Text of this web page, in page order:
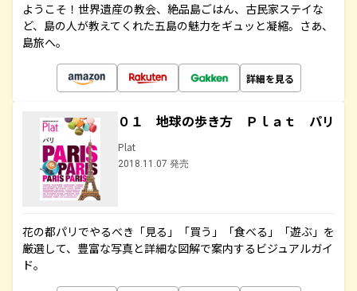
ようこそ！世界遺産の教会、絶品島ごはん、古民家ステイな
ど、島の人が教えてくれた五島の魅力をギュッと凝縮。さあ、
島旅へ。
詳細を見る
０１ 地球の歩き方 Ｐｌａｔ パリ
Plat
2018.11.07 発売
花の都パリでやるべき「見る」「買う」「食べる」「遊ぶ」を
厳選して、豊富な写真と詳細な図解で案内するビジュアルガイ
ド。